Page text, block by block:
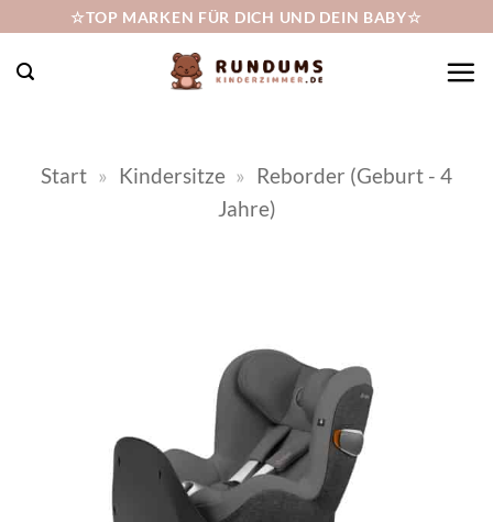
springen
☆TOP MARKEN FÜR DICH UND DEIN BABY☆
Start » Kindersitze »
Reborder (Geburt - 4
Jahre)